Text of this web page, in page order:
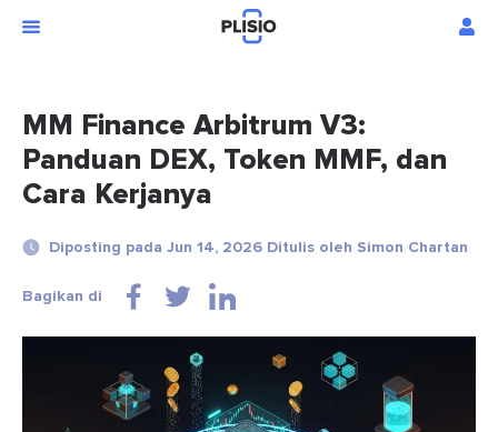
MM Finance Arbitrum V3:
Panduan DEX, Token MMF, dan
Cara Kerjanya
Diposting pada Jun 14, 2026 Ditulis oleh Simon Chartan
Bagikan di